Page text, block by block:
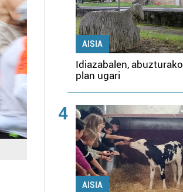
AISIA
Idiazabalen, abuzturako
plan ugari
4
AISIA